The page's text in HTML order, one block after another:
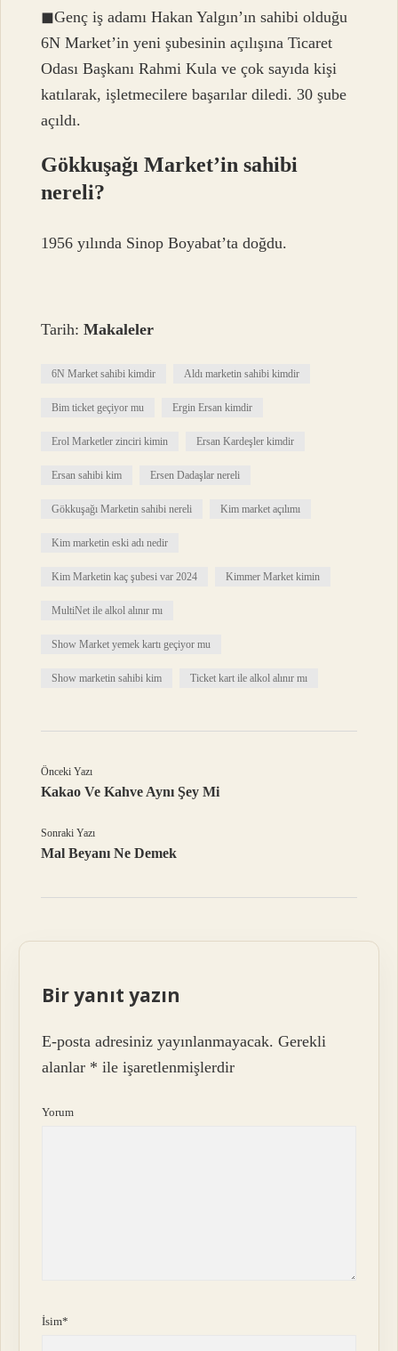
◼Genç iş adamı Hakan Yalgın’ın sahibi olduğu
6N Market’in yeni şubesinin açılışına Ticaret
Odası Başkanı Rahmi Kula ve çok sayıda kişi
katılarak, işletmecilere başarılar diledi. 30 şube
açıldı.
Gökkuşağı Market’in sahibi
nereli?
1956 yılında Sinop Boyabat’ta doğdu.
Tarih:Makaleler
6N Market sahibi kimdir Aldı marketin sahibi kimdir
Bim ticket geçiyor mu Ergin Ersan kimdir
Erol Marketler zinciri kimin Ersan Kardeşler kimdir
Ersan sahibi kim Ersen Dadaşlar nereli
Gökkuşağı Marketin sahibi nereli Kim market açılımı
Kim marketin eski adı nedir
Kim Marketin kaç şubesi var 2024 Kimmer Market kimin
MultiNet ile alkol alınır mı
Show Market yemek kartı geçiyor mu
Show marketin sahibi kim Ticket kart ile alkol alınır mı
Önceki Yazı
Kakao Ve Kahve Aynı Şey Mi
Sonraki Yazı
Mal Beyanı Ne Demek
Bir yanıt yazın
E-posta adresiniz yayınlanmayacak. Gerekli
alanlar * ile işaretlenmişlerdir
Yorum
İsim*